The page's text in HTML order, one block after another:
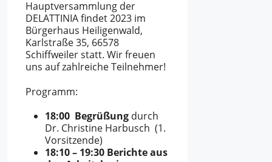
Hauptversammlung der
DELATTINIA findet 2023 im
Bürgerhaus Heiligenwald,
Karlstraße 35, 66578
Schiffweiler statt. Wir freuen
uns auf zahlreiche Teilnehmer!
Programm:
18:00 Begrüßung durch
Dr. Christine Harbusch (1.
Vorsitzende)
18:10 – 19:30 Berichte aus